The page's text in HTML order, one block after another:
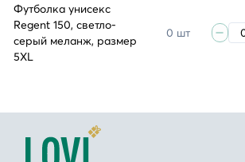
Футболка унисекс
Regent 150, светло-
серый меланж, размер
5XL
0 шт